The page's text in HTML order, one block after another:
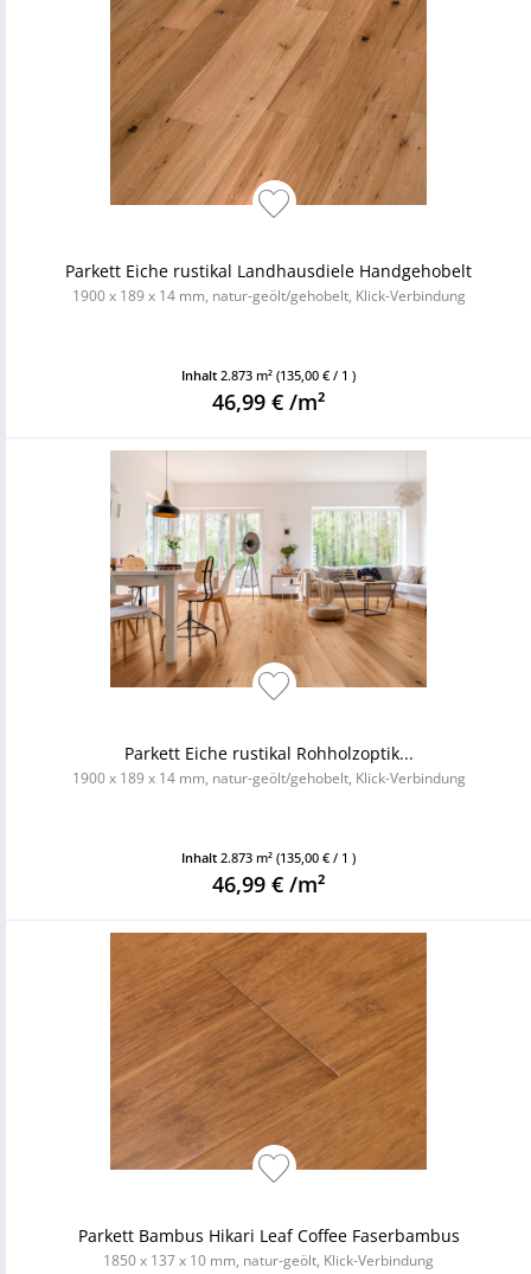
Parkett Eiche rustikal Landhausdiele Handgehobelt
1900 x 189 x 14 mm, natur-geölt/gehobelt, Klick-Verbindung
Inhalt 2.873 m² (135,00 € / 1 )
46,99 € /m²
Parkett Eiche rustikal Rohholzoptik...
1900 x 189 x 14 mm, natur-geölt/gehobelt, Klick-Verbindung
Inhalt 2.873 m² (135,00 € / 1 )
46,99 € /m²
Parkett Bambus Hikari Leaf Coffee Faserbambus
1850 x 137 x 10 mm, natur-geölt, Klick-Verbindung